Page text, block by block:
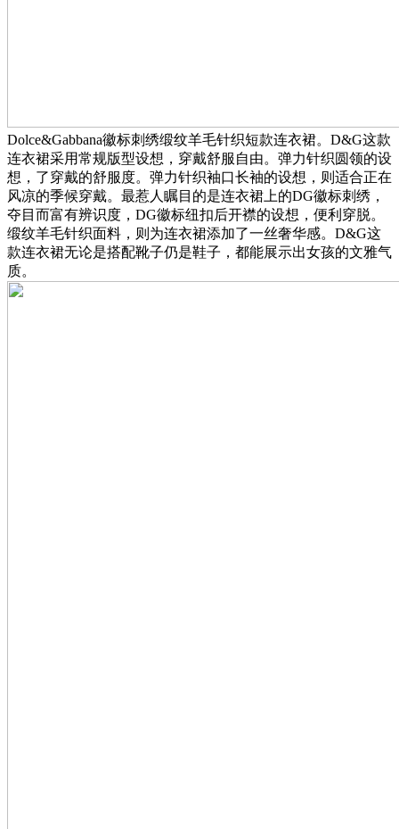
Dolce&Gabbana徽标刺绣缎纹羊毛针织短款连衣裙。D&G这款
连衣裙采用常规版型设想，穿戴舒服自由。弹力针织圆领的设
想，了穿戴的舒服度。弹力针织袖口长袖的设想，则适合正在
风凉的季候穿戴。最惹人瞩目的是连衣裙上的DG徽标刺绣，
夺目而富有辨识度，DG徽标纽扣后开襟的设想，便利穿脱。
缎纹羊毛针织面料，则为连衣裙添加了一丝奢华感。D&G这
款连衣裙无论是搭配靴子仍是鞋子，都能展示出女孩的文雅气
质。